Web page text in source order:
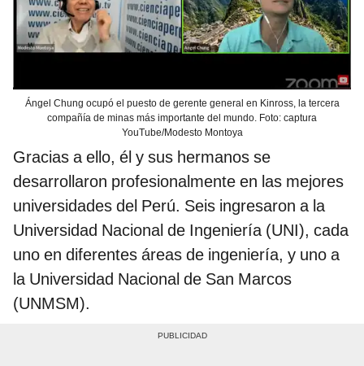
Ángel Chung ocupó el puesto de gerente general en Kinross, la tercera
compañía de minas más importante del mundo. Foto: captura
YouTube/Modesto Montoya
Gracias a ello, él y sus hermanos se
desarrollaron profesionalmente en las mejores
universidades del Perú. Seis ingresaron a la
Universidad Nacional de Ingeniería (UNI), cada
uno en diferentes áreas de ingeniería, y uno a
la Universidad Nacional de San Marcos
(UNMSM).